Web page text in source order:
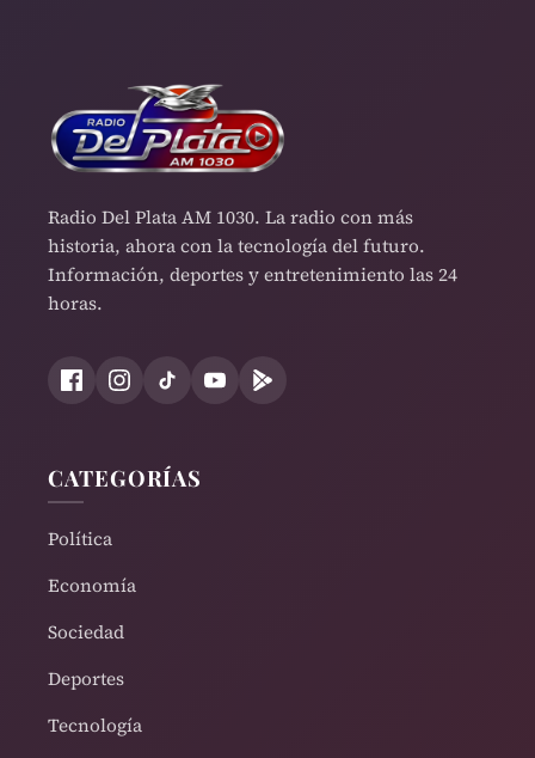
Radio Del Plata AM 1030. La radio con más
historia, ahora con la tecnología del futuro.
Información, deportes y entretenimiento las 24
horas.
CATEGORÍAS
Política
Economía
Sociedad
Deportes
Tecnología